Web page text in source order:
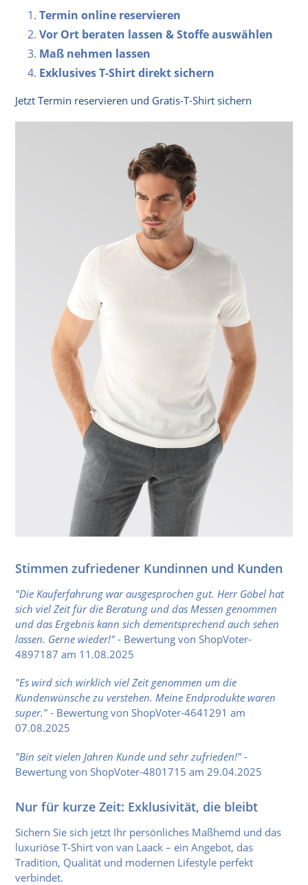
Termin online reservieren
Vor Ort beraten lassen & Stoffe auswählen
Maß nehmen lassen
Exklusives T-Shirt direkt sichern
Jetzt Termin reservieren und Gratis-T-Shirt sichern
Stimmen zufriedener Kundinnen und Kunden
"Die Kauferfahrung war ausgesprochen gut. Herr Göbel hat
sich viel Zeit für die Beratung und das Messen genommen
und das Ergebnis kann sich dementsprechend auch sehen
lassen. Gerne wieder!" - Bewertung von ShopVoter-
4897187 am 11.08.2025
"Es wird sich wirklich viel Zeit genommen um die
Kundenwünsche zu verstehen. Meine Endprodukte waren
super." - Bewertung von ShopVoter-4641291 am
07.08.2025
"Bin seit vielen Jahren Kunde und sehr zufrieden!" -
Bewertung von ShopVoter-4801715 am 29.04.2025
Nur für kurze Zeit: Exklusivität, die bleibt
Sichern Sie sich jetzt Ihr persönliches Maßhemd und das
luxuriöse T-Shirt von van Laack – ein Angebot, das
Tradition, Qualität und modernen Lifestyle perfekt
verbindet.